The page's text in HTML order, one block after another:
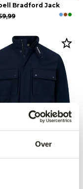
Over
Bradford Jack